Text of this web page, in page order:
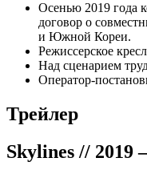
Осенью 2019 года
договор о
и Южной Кореи.
Режиссерское
Над сценарием
Оператор-
Трейлер
Skylines // 2019